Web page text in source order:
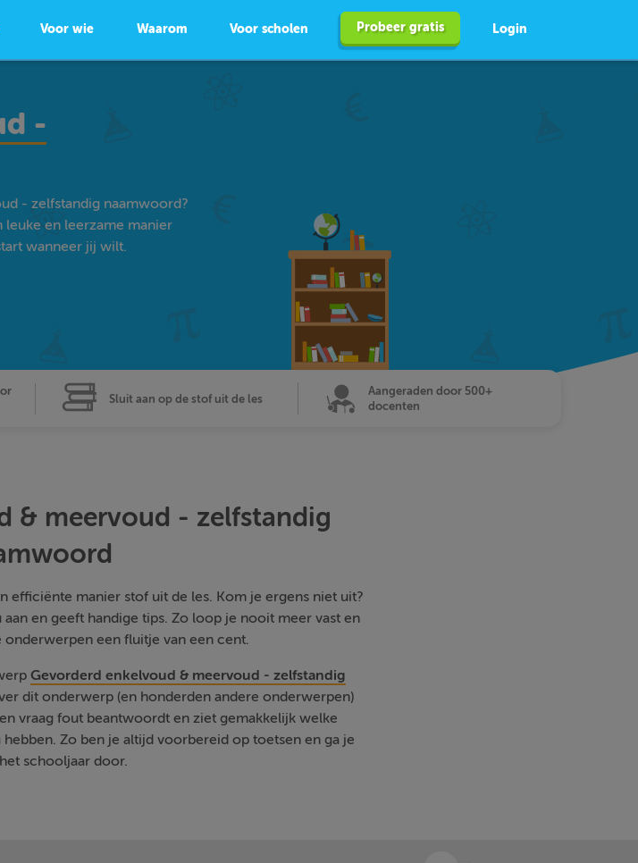
Voor wie Waarom Voor scholen Probeer gratis Login
-
- zelfstandig naamwoord?
en leerzame manier
wanneer jij wilt.
Sluit aan op de stof uit de les
Aangeraden door 500+
docenten
& meervoud - zelfstandig
efficiënte manier stof uit de les. Kom je ergens niet uit?
en geeft handige tips. Zo loop je nooit meer vast en
een fluitje van een cent.
Gevorderd enkelvoud & meervoud - zelfstandig
dit onderwerp (en honderden andere onderwerpen)
vraag fout beantwoordt en ziet gemakkelijk welke
Zo ben je altijd voorbereid op toetsen en ga je
schooljaar door.